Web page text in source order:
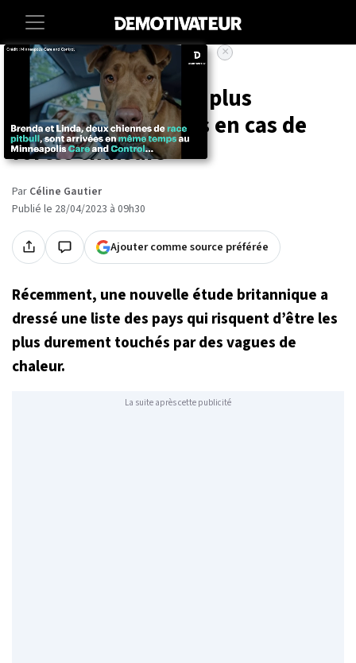
Accueil Environnement
Ces pays seront les plus
gravement touchés en cas de
fortes chaleurs
Par Céline Gautier
Publié le 28/04/2023 à 09h30
Ajouter comme source préférée
Récemment, une nouvelle étude britannique a
dressé une liste des pays qui risquent d’être les
plus durement touchés par des vagues de
chaleur.
La suite après cette publicité
×